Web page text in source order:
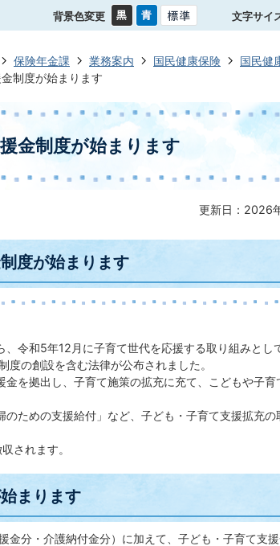
背景色変更 文字サイ
保険年金課 業務案内 国民健康保険
国民健
制度が始まります
金制度が始まります
更新日：2026
度が始まります
令和5年12月に子育て世代を応援する取り組みとし
の創設を含む法律が公布されました。
を拠出し、子育て施策の拡充に充て、こどもや子
ための支援給付」など、子ども・子育て支援拡充の
されます。
まります
分・介護納付金分）に加えて、子ども・子育て支